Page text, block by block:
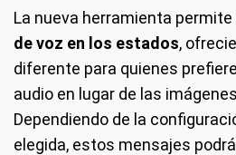
La nueva herramienta
de voz en los estados,
diferente para quienes
audio en lugar de las
Dependiendo de la
elegida, estos mensajes